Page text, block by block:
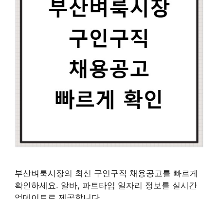
부산벼룩시장의 최신 구인구직 채용공고를 빠르게
확인하세요. 알바, 파트타임 일자리 정보를 실시간